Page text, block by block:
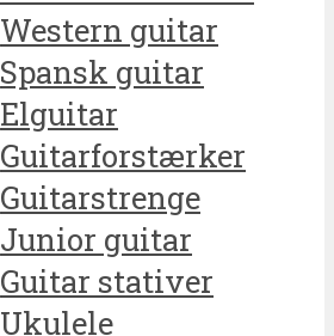
Western guitar
Spansk guitar
Elguitar
Guitarforstærker
Guitarstrenge
Junior guitar
Guitar stativer
Ukulele